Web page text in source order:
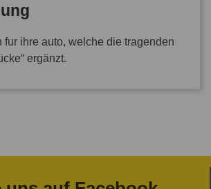
fur ihre auto, welche die tragenden
ergänzt.